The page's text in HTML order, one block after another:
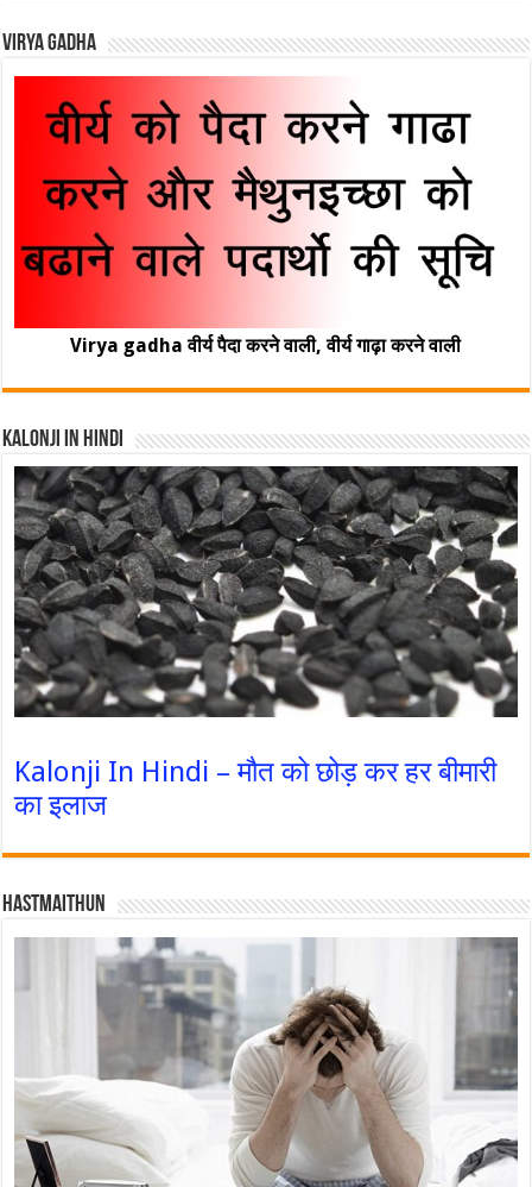
Virya Gadha
Virya gadha वीर्य पैदा करने वाली, वीर्य गाढ़ा करने वाली
Kalonji In Hindi
Kalonji In Hindi – मौत को छोड़ कर हर बीमारी
का इलाज
Hastmaithun